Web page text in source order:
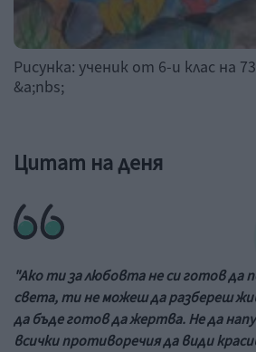
Рисунка: ученик от 6-и клас на
&a;nbs;
Цитат на деня
"Ако ти за любовта не си готов да
света, ти не можеш да разбереш
да бъде готов да жертва. Не да
всички противоречия да види